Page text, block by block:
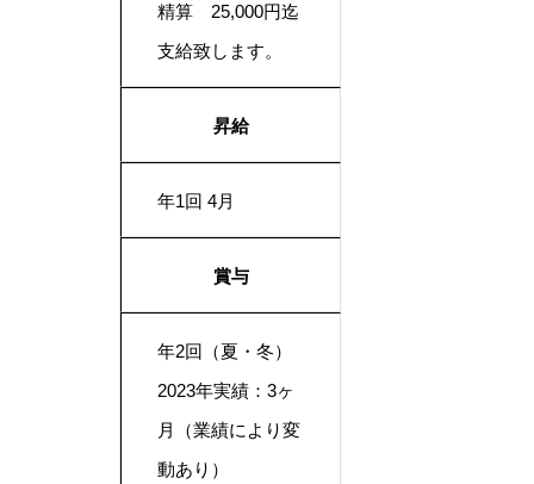
精算 25,000円迄
支給致します。
昇給
年1回 4月
賞与
年2回（夏・冬）
2023年実績：3ヶ
月（業績により変
動あり）